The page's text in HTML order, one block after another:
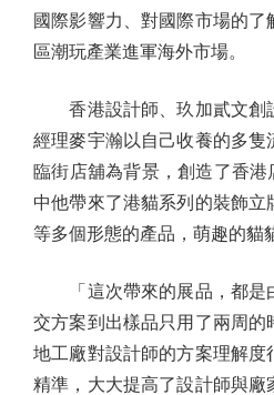
國際影響力、對國際市場的
區潮玩產業進軍海外市場。
香港設計師、玖加貳文創
經理麥宇瀚以自己收養的多隻
臨街店舖為背景，創造了香
中他帶來了港貓系列的裝飾
等多個形態的產品，萌趣的貓
「這次帶來的展品，都是
交方案到出樣品只用了兩周的
地工廠對設計師的方案理解度
精準，大大提高了設計師與廠